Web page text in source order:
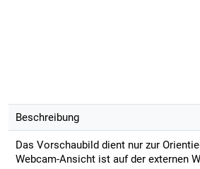
Beschreibung
Das Vorschaubild dient nur zur
Webcam-Ansicht ist auf der externen